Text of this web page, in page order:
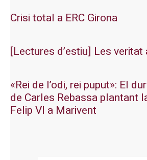
Crisi total a ERC Girona
[Lectures d’estiu] Les veritat
«Rei de l’odi, rei puput»: El
de Carles Rebassa plantant
Felip VI a Marivent